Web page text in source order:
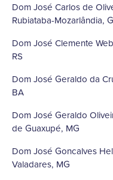
Dom José Carlos de
Rubiataba-Mozarlândia,
Dom José Clemente
RS
Dom José Geraldo da
BA
Dom José Geraldo
de Guaxupé, MG
Dom José Goncalves
Valadares, MG